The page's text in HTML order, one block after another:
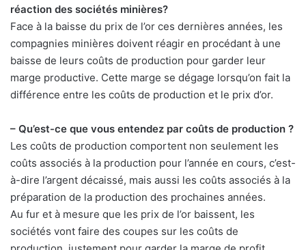
réaction des sociétés minières?
Face à la baisse du prix de l’or ces dernières années, les
compagnies minières doivent réagir en procédant à une
baisse de leurs coûts de production pour garder leur
marge productive. Cette marge se dégage lorsqu’on fait la
différence entre les coûts de production et le prix d’or.
– Qu’est-ce que vous entendez par coûts de production ?
Les coûts de production comportent non seulement les
coûts associés à la production pour l’année en cours, c’est-
à-dire l’argent décaissé, mais aussi les coûts associés à la
préparation de la production des prochaines années.
Au fur et à mesure que les prix de l’or baissent, les
sociétés vont faire des coupes sur les coûts de